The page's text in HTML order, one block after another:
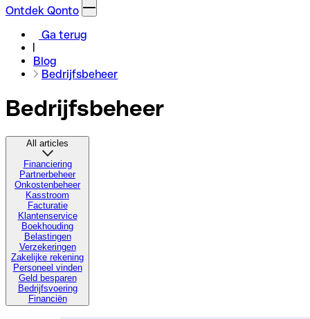
Ontdek Qonto
Ga terug
Blog
Bedrijfsbeheer
Bedrijfsbeheer
All articles
Financiering
Partnerbeheer
Onkostenbeheer
Kasstroom
Facturatie
Klantenservice
Boekhouding
Belastingen
Verzekeringen
Zakelijke rekening
Personeel vinden
Geld besparen
Bedrijfsvoering
Financiën